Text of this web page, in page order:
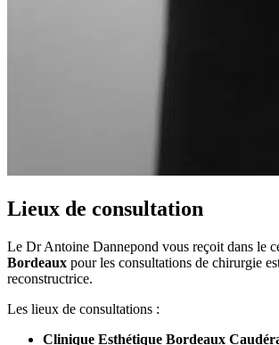
Lieux de consultation
Le Dr Antoine Dannepond vous reçoit dans le
Bordeaux pour les consultations de chirurgie
reconstructrice.
Les lieux de consultations :
Clinique Esthétique Bordeaux